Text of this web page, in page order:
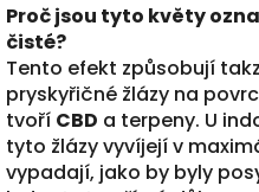
Proč jsou tyto květy
čisté?
Tento efekt způsobují
pryskyřičné žlázy na
tvoří CBD a terpeny. U
tyto žlázy vyvíjejí v
vypadají, jako by byly